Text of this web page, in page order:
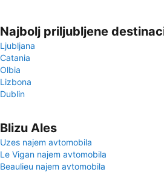
Najbolj priljubljene
Ljubljana
Catania
Olbia
Lizbona
Dublin
Blizu Ales
Uzes najem avtomobila
Le Vigan najem avtomobila
Beaulieu najem avtomobila